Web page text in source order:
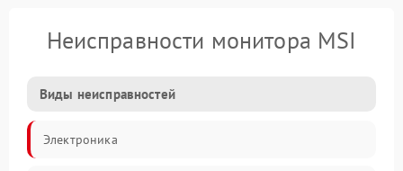
Неисправности монитора MSI
Виды неисправностей
Электроника